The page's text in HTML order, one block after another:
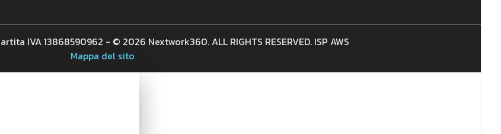
IVA 13868590962 - © 2026 Nextwork360. ALL RIGHTS RESERVED. ISP AWS
Mappa del sito